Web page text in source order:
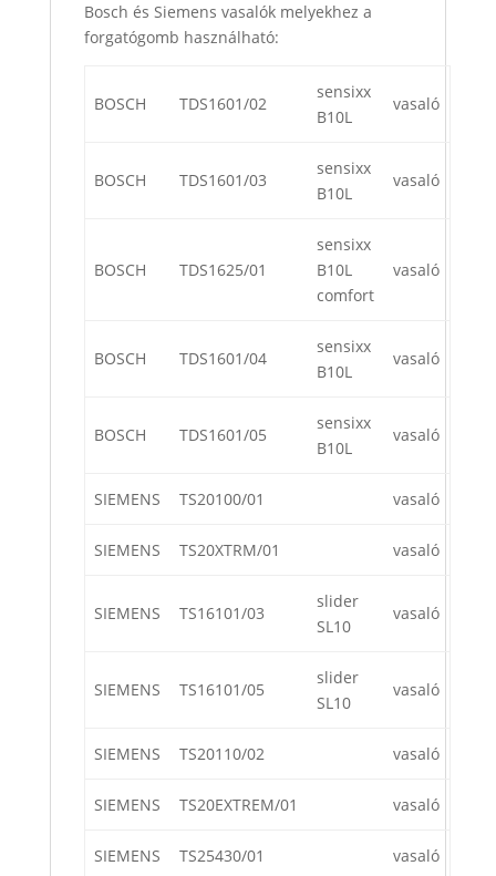
Bosch és Siemens vasalók melyekhez a
forgatógomb használható:
BOSCH TDS1601/02
sensixx
B10L
vasaló
BOSCH TDS1601/03
sensixx
B10L
vasaló
BOSCH TDS1625/01
sensixx
B10L
comfort
vasaló
BOSCH TDS1601/04
sensixx
B10L
vasaló
BOSCH TDS1601/05
sensixx
B10L
vasaló
SIEMENS TS20100/01 vasaló
SIEMENS TS20XTRM/01 vasaló
SIEMENS TS16101/03
slider
SL10
vasaló
SIEMENS TS16101/05
slider
SL10
vasaló
SIEMENS TS20110/02 vasaló
SIEMENS TS20EXTREM/01 vasaló
SIEMENS TS25430/01 vasaló